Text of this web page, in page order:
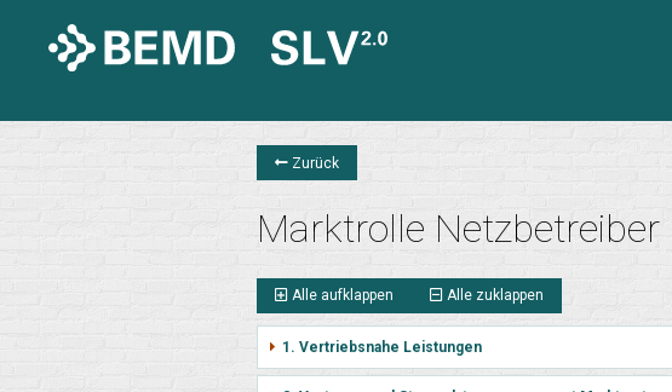
Zurück
Marktrolle Netzbetreiber
Alle aufklappen Alle zuklappen
1. Vertriebsnahe Leistungen